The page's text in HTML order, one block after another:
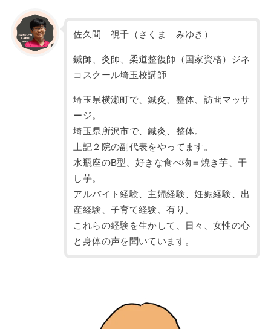
佐久間 視千（さくま みゆき）
鍼師、灸師、柔道整復師（国家資格）ジネ
コスクール埼玉校講師
埼玉県横瀬町で、鍼灸、整体、訪問マッサ
ージ。
埼玉県所沢市で、鍼灸、整体。
上記２院の副代表をやってます。
水瓶座のB型。好きな食べ物＝焼き芋、干
し芋。
アルバイト経験、主婦経験、妊娠経験、出
産経験、子育て経験、有り。
これらの経験を生かして、日々、女性の心
と身体の声を聞いています。